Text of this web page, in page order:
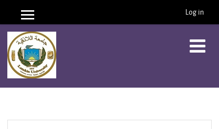
Skip to main content
Side panel Log in